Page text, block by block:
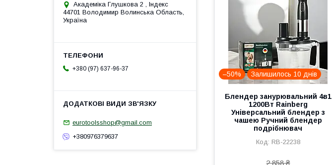
–50% Залишилось 10 днів
Блендер занурювальний 4в1
1200Вт Rainberg
Універсальний блендер з
чашею Ручний блендер
подрібнювач
RB-22238
2 858 ₴
Академiка Глушкова 2 , Iндекс
44701 Володимир Волинська Область,
Україна
+380 (97) 637-96-37
eurotoolsshop@gmail.com
+380976379637